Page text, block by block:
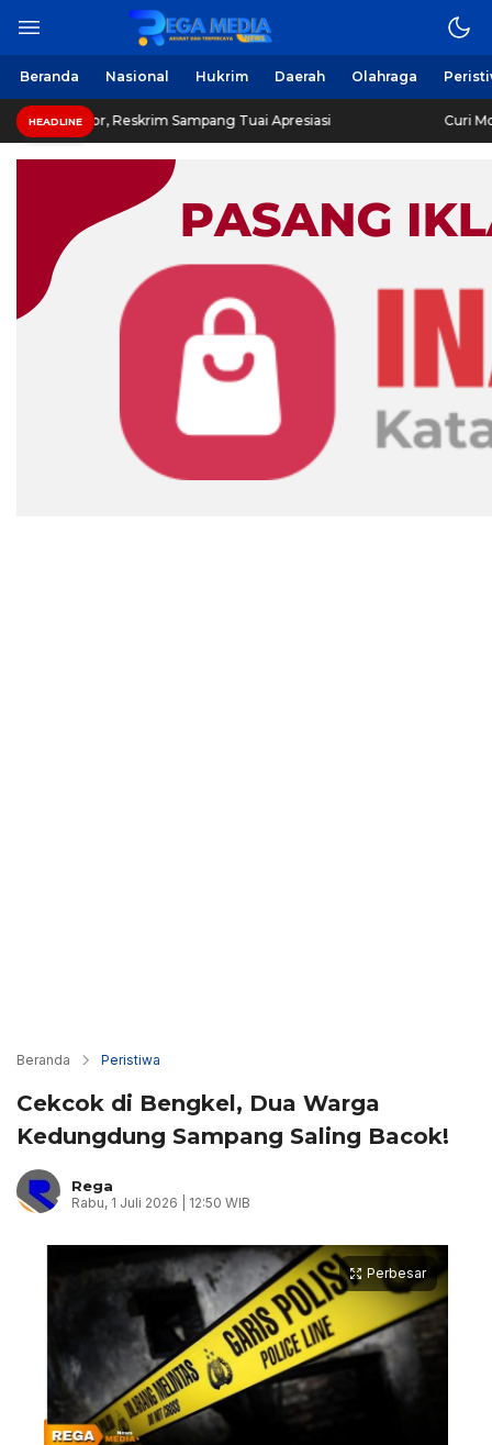
Beranda Nasional Hukrim Daerah Olahraga
HEADLINE
Reskrim Sampang Tuai Apresiasi Curi Motor! Dua
Beranda Peristiwa
Cekcok di Bengkel, Dua Warga
Kedungdung Sampang Saling Bacok!
Rega
Rabu, 1 Juli 2026 | 12:50 WIB
Perbesar